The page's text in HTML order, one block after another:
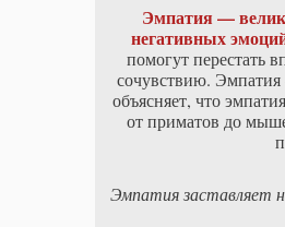
Эмпатия —
негативных
помогут перестать
сочувствию.
объясняет, что
от приматов до
Эмпатия заставляет